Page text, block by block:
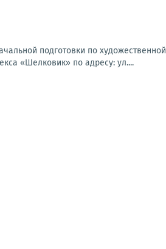
подготовки по художественной
«Шелковик» по адресу: ул....